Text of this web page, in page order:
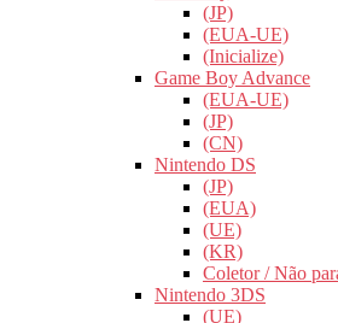
(JP)
(EUA-UE)
(Inicialize)
Game Boy Advance
(EUA-UE)
(JP)
(CN)
Nintendo DS
(JP)
(EUA)
(UE)
(KR)
Coletor / Não
Nintendo 3DS
(UE)